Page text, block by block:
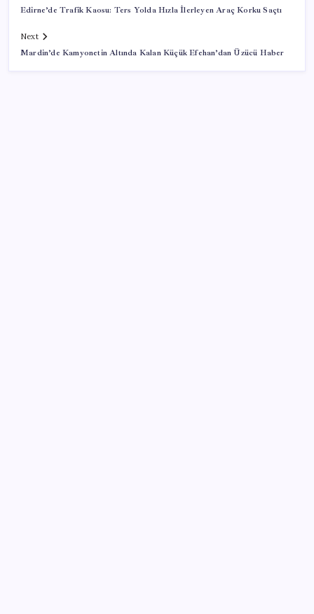
Edirne’de Trafik Kaosu: Ters Yolda Hızla İlerleyen Araç Korku Saçtı
Next
Mardin’de Kamyonetin Altında Kalan Küçük Efehan’dan Üzücü Haber